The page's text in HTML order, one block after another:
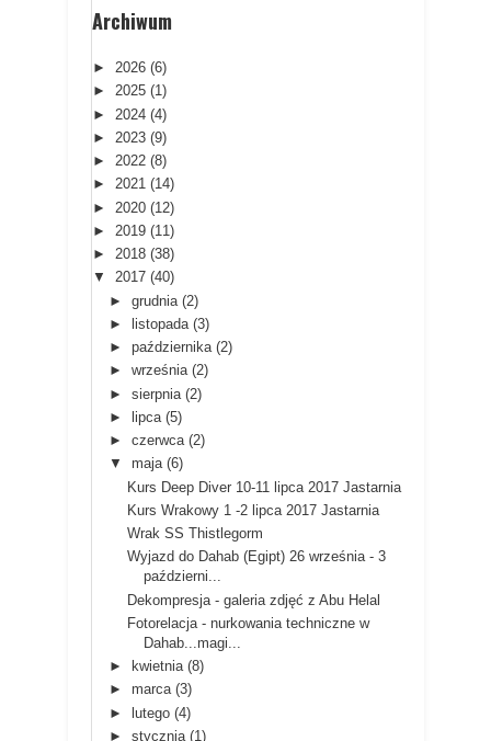
Archiwum
► 2026 (6)
► 2025 (1)
► 2024 (4)
► 2023 (9)
► 2022 (8)
► 2021 (14)
► 2020 (12)
► 2019 (11)
► 2018 (38)
▼
2017 (40)
►grudnia (2)
►
listopada (3)
►października (2)
►września (2)
►sierpnia (2)
►
lipca (5)
►czerwca (2)
▼
maja (6)
Kurs Deep Diver 10-11 lipca 2017 Jastarnia
Kurs Wrakowy 1 -2 lipca 2017 Jastarnia
Wrak SS Thistlegorm
Wyjazd do Dahab (Egipt) 26 września - 3
październi...
Dekompresja - galeria zdjęć z Abu Helal
Fotorelacja - nurkowania techniczne w
Dahab...magi...
►
kwietnia (8)
► marca (3)
►lutego (4)
►stycznia (1)